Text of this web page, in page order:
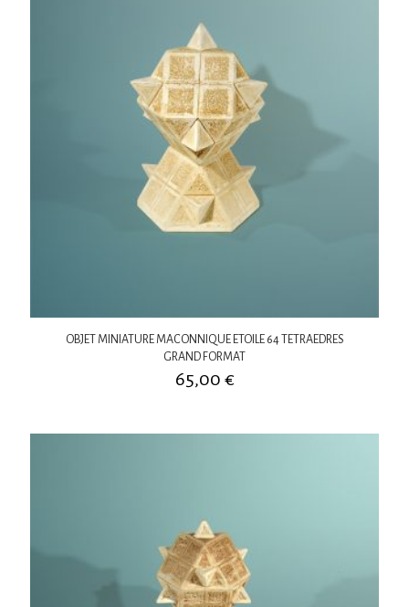
OBJET MINIATURE MACONNIQUE ETOILE 64 TETRAEDRES
GRAND FORMAT
65,00 €